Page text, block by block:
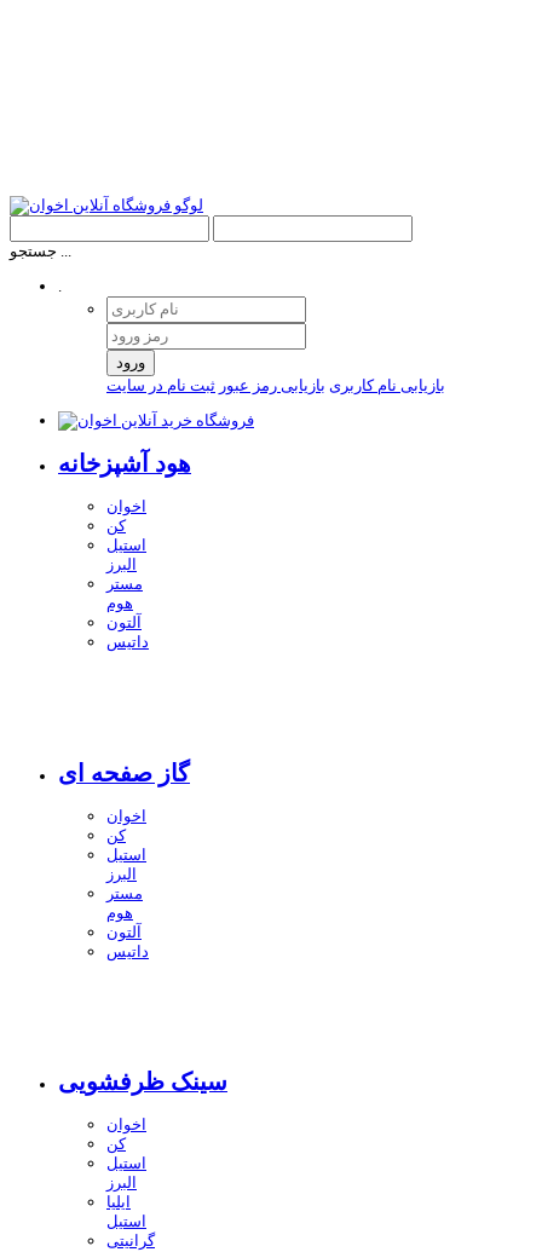
جستجو ...
.
ورود
بازیابی نام کاربری بازیابی رمز عبور ثبت نام در سایت
هود آشپزخانه
اخوان
کن
استیل
البرز
مستر
هوم
آلتون
داتیس
گاز صفحه ای
اخوان
کن
استیل
البرز
مستر
هوم
آلتون
داتیس
سینک ظرفشویی
اخوان
کن
استیل
البرز
ایلیا
استیل
گرانیتی